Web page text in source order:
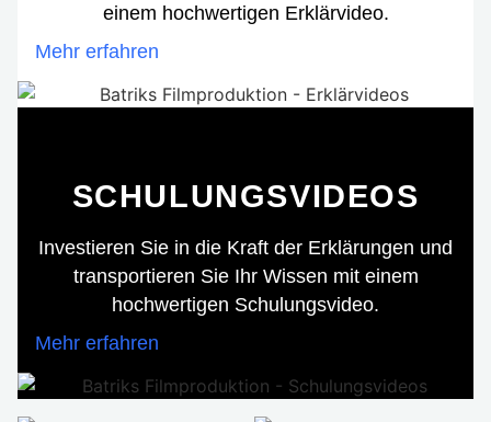
einem hochwertigen Erklärvideo.
Mehr erfahren
SCHULUNGSVIDEOS
Investieren Sie in die Kraft der Erklärungen und
transportieren Sie Ihr Wissen mit einem
hochwertigen Schulungsvideo.
Mehr erfahren